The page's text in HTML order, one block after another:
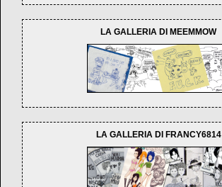
LA GALLERIA DI MEEMMOW
LA GALLERIA DI FRANCY6814